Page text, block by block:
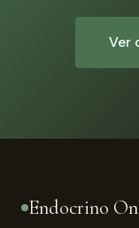
Ver
Endocrino